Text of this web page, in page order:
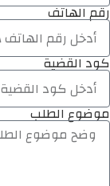
رقم الهاتف
كود القضية
موضوع الطلب